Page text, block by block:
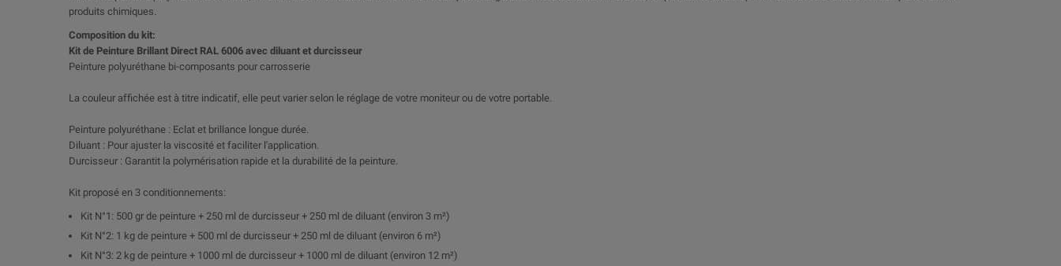
produits chimiques.
Composition du kit:
Kit de Peinture Brillant Direct RAL 6006 avec diluant et durcisseur
Peinture polyuréthane bi-composants pour carrosserie
La couleur affichée est à titre indicatif, elle peut varier selon le réglage de votre moniteur ou de votre portable.
Peinture polyuréthane : Eclat et brillance longue durée.
Diluant : Pour ajuster la viscosité et faciliter l'application.
Durcisseur : Garantit la polymérisation rapide et la durabilité de la peinture.
Kit proposé en 3 conditionnements:
Kit N°1: 500 gr de peinture + 250 ml de durcisseur + 250 ml de diluant (environ 3 m²)
Kit N°2: 1 kg de peinture + 500 ml de durcisseur + 250 ml de diluant (environ 6 m²)
Kit N°3: 2 kg de peinture + 1000 ml de durcisseur + 1000 ml de diluant (environ 12 m²)